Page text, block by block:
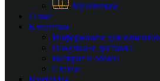
Мужчинам
О нас
Клиентам
Информация для клиентов
Покупка и доставка
Возврат и обмен
Статьи
Контакты